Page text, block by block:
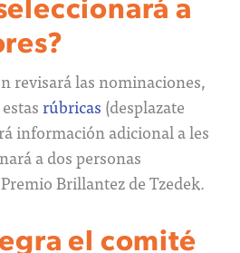
revisará las nominaciones,
rúbricas (desplazate
información adicional a les
a dos personas
Brillantez de Tzedek.
el comité